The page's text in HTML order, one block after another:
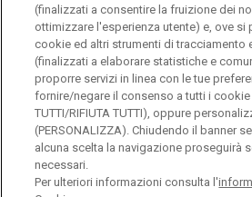
© Università Cattolica del Sacro
Largo A. Gemelli 1, 20123 Milano
PI 02133120150
ENGLISH
(finalizzati a consentire la fruizione dei
ottimizzare l'esperienza utente) e, ove si
cookie ed altri strumenti di tracciamento
(finalizzati a elaborare statistiche e
proporre servizi in linea con le tue
fornire/negare il consenso a tutti i cookie
TUTTI/RIFIUTA TUTTI), oppure
(PERSONALIZZA). Chiudendo il banner
alcuna scelta la navigazione proseguirà
necessari.
Per ulteriori informazioni consulta l'